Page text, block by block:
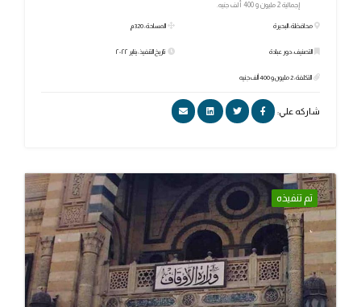
إجمالية 2 مليون و 400 ألف جنيه.
محافظة: البحيرة
التصنيف: دور عبادة
التكلفة: 2 مليون و 400 ألف جنيه
المساحة: 320 م
تاريخ التنفيذ: يناير ٢٠٢٢
شاركه علي:
تم تنفيذه